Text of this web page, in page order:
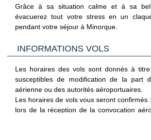
modification.
waterpolo, etc.
Un parking est aussi à votre disposition
Avec supplément dans la région : golf,
Grâce à sa situation calme et à sa
évacuerez tout votre stress en un
pendant votre séjour à Minorque.
INFORMATIONS VOLS
Les horaires des vols sont donnés à
susceptibles de modification de la part
aérienne ou des autorités aéroportuaires.
Les horaires de vols vous seront confirmés
lors de la réception de la convocation
retour directement sur place par